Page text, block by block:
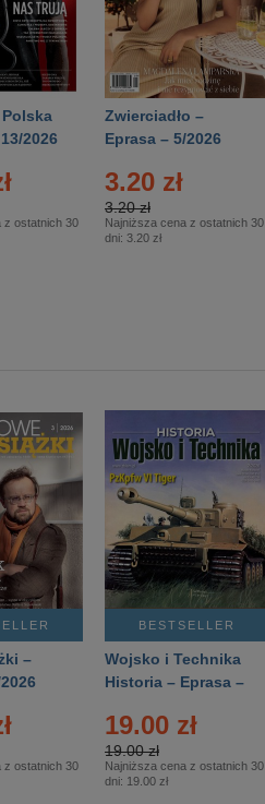
2026
z ostatnich 30
Zwierciadło –
Eprasa – 5/2026
3.20 zł
3.20 zł
Najniższa cena z ostatnich 30
dni: 3.20 zł
–
z ostatnich 30
BESTSELLER
Wojsko i Technika
Historia – Eprasa –
19.00 zł
19.00 zł
Najniższa cena z ostatnich 30
dni: 19.00 zł